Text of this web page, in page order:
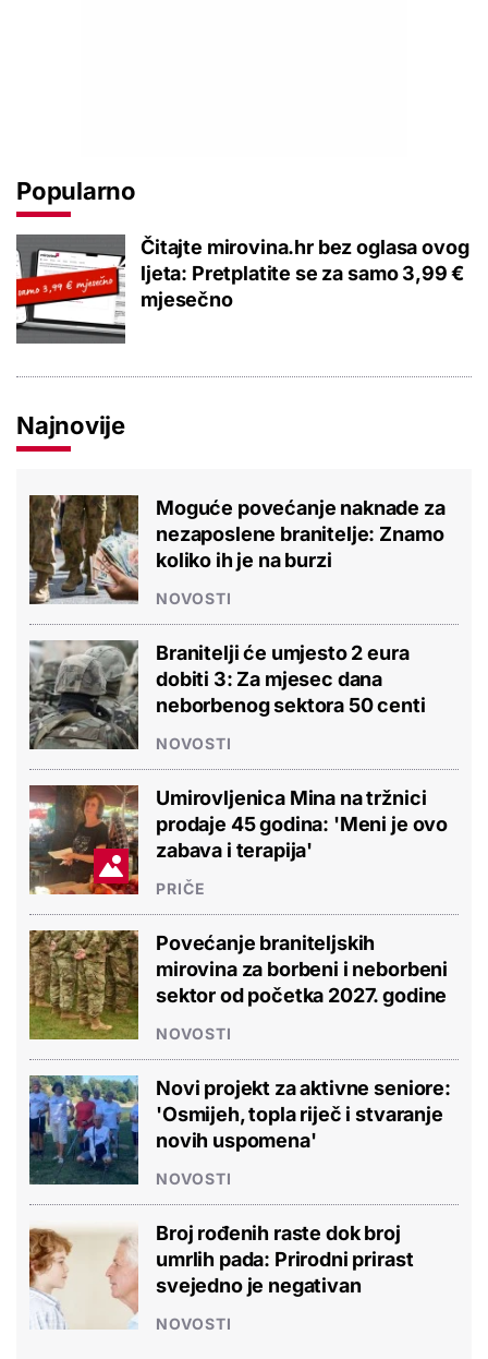
Popularno
Čitajte mirovina.hr bez oglasa ovog
ljeta: Pretplatite se za samo 3,99 €
mjesečno
Najnovije
Moguće povećanje naknade za
nezaposlene branitelje: Znamo
koliko ih je na burzi
NOVOSTI
Branitelji će umjesto 2 eura
dobiti 3: Za mjesec dana
neborbenog sektora 50 centi
NOVOSTI
Umirovljenica Mina na tržnici
prodaje 45 godina: 'Meni je ovo
zabava i terapija'
PRIČE
Povećanje braniteljskih
mirovina za borbeni i neborbeni
sektor od početka 2027. godine
NOVOSTI
Novi projekt za aktivne seniore:
'Osmijeh, topla riječ i stvaranje
novih uspomena'
NOVOSTI
Broj rođenih raste dok broj
umrlih pada: Prirodni prirast
svejedno je negativan
NOVOSTI